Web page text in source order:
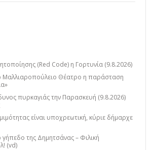
(Red Code) η Γορτυνία (9.8.2026)
Μαλλιαροπούλειο Θέατρο η παράσταση
πυρκαγιάς την Παρασκευή (9.8.2026)
είναι υποχρεωτική, κύριε δήμαρχε
της Δημητσάνας – Φιλική
(vd)